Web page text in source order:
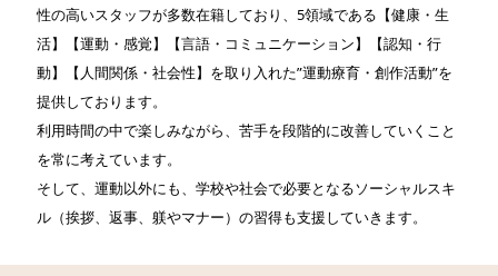
性の高いスタッフが多数在籍しており、 5領域である【健康・生
活】【運動・感覚】【言語・コミュニケーション】【認知・行
動】【人間関係・社会性】を取り入れた”運動療育・創作活動”を
提供しております。
利用時間の中で楽しみながら、苦手を段階的に改善していくこと
を常に考えています。
そして、運動以外にも、学校や社会で必要となるソーシャルスキ
ル（挨拶、返事、躾やマナー）の習得も支援していきます。